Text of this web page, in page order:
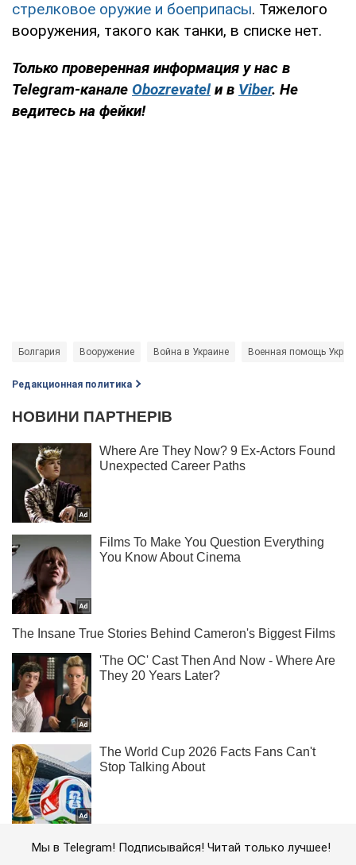
стрелковое оружие и боеприпасы. Тяжелого
вооружения, такого как танки, в списке нет.
Только проверенная информация у нас в
Telegram-канале Obozrevatel и в Viber. Не
ведитесь на фейки!
Болгария Вооружение Война в Украине Военная помощь
Редакционная политика
Мы в Telegram! Подписывайся! Читай только лучшее!